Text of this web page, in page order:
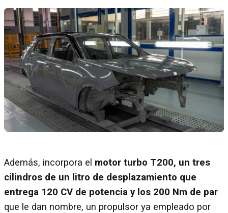
Además, incorpora el motor turbo T200, un tres
cilindros de un litro de desplazamiento que
entrega 120 CV de potencia y los 200 Nm de par
que le dan nombre, un propulsor ya empleado por